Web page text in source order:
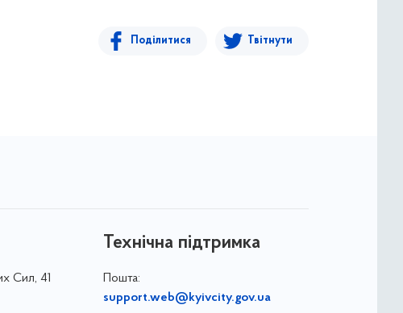
Поділитися Твітнути
Сил, 41
Технічна підтримка
Пошта:
support.web@kyivcity.gov.ua